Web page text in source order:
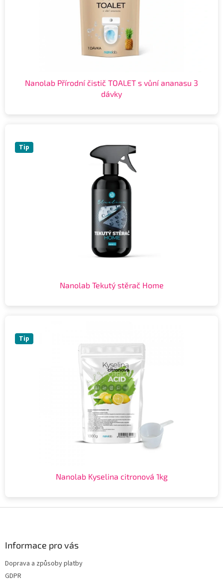
Nanolab Přírodní čistič TOALET s vůní ananasu 3
dávky
Tip
Nanolab Tekutý stěrač Home
Tip
Nanolab Kyselina citronová 1kg
Informace pro vás
Doprava a způsoby platby
GDPR